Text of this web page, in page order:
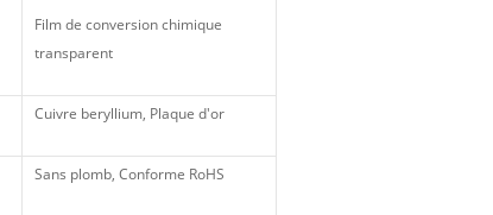
Film de conversion chimique
transparent
Cuivre beryllium, Plaque d'or
Sans plomb, Conforme RoHS